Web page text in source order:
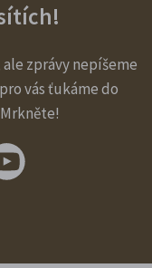
zprávy nepíšeme
vás ťukáme do